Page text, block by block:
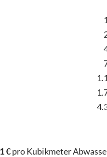
€pro Kubikmeter